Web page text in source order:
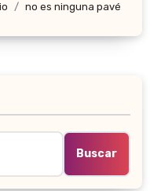
no es ninguna pavé
Buscar